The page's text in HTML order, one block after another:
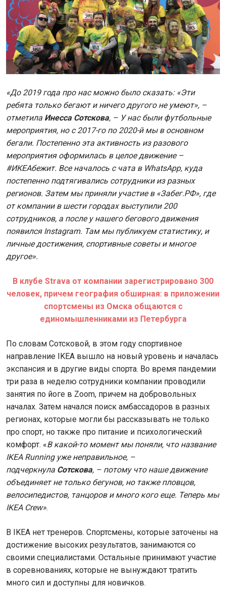
«До 2019 года про нас можно было сказать: «Эти
ребята только бегают и ничего другого не умеют», –
отметила Инесса Сотскова, – У нас были футбольные
мероприятия, но с 2017-го по 2020-й мы в основном
бегали. Постепенно эта активность из разового
мероприятия оформилась в целое движение –
#ИКЕАбежит. Все началось с чата в WhatsApp, куда
постепенно подтягивались сотрудники из разных
регионов. Затем мы приняли участие в «Забег.РФ», где
от компании в шести городах выступили 200
сотрудников, а после у нашего бегового движения
появился Instagram. Там мы публикуем статистику, и
личные достижения, спортивные советы и многое
другое».
В клубе Strava от компании зарегистрировано 300
человек, причем география обширная: в приложении
спортсмены из Омска общаются с
единомышленниками из Петербурга
По словам Сотсковой, в этом году спортивное
направление IKEA вышло на новый уровень и началась
экспансия и в другие виды спорта. Во время пандемии
три раза в неделю сотрудники компании проводили
занятия по йоге в Zoom, причем на добровольных
началах. Затем начался поиск амбассадоров в разных
регионах, которые могли бы рассказывать не только
про спорт, но также про питание и психологический
комфорт. «В какой-то момент мы поняли, что название
IKEA Running уже неправильное, –
подчеркнула Сотскова, – потому что наше движение
объединяет не только бегунов, но также пловцов,
велосипедистов, танцоров и много кого еще. Теперь мы
IKEA Crew».
В IKEA нет тренеров. Спортсмены, которые заточены на
достижение высоких результатов, занимаются со
своими специалистами. Остальные принимают участие
в соревнованиях, которые не вынуждают тратить
много сил и доступны для новичков.